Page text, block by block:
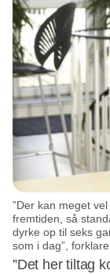
”Der kan meget
fremtiden, så
dyrke op til seks
som i dag”,
”Det her tiltag